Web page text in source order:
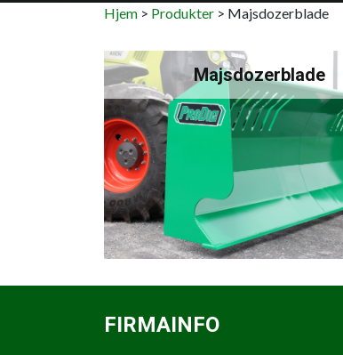
Brødkrumme
Hjem Produkter Majsdozerblade
Majsdozerblade
FIRMAINFO